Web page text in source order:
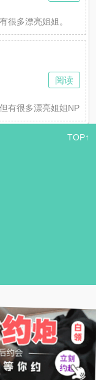
很多漂亮姐姐。
有很多漂亮姐姐NP，
阅读
TOP↑